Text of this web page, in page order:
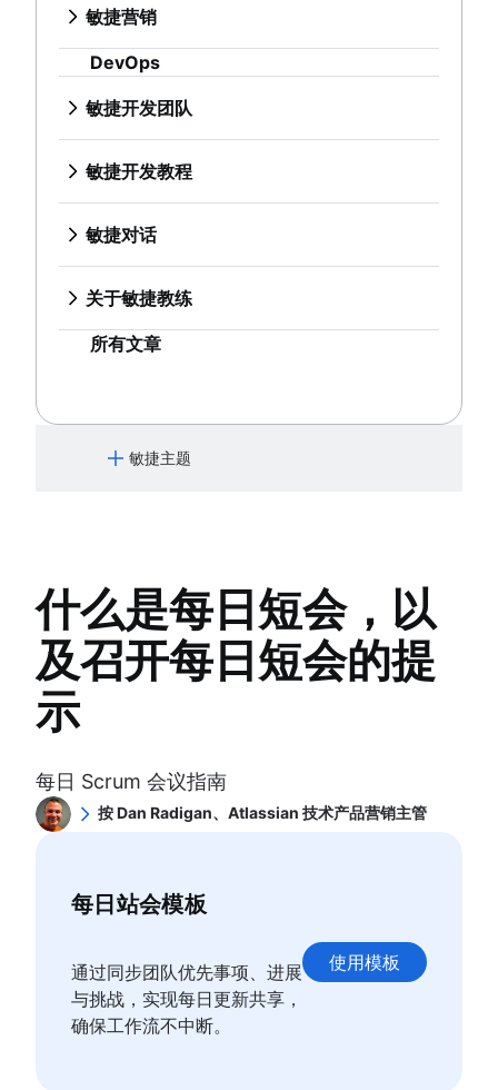
就绪标准
Scrumban
Sprint 待办事项
燃起图
看板原则
计划经理与项目经理
甘特图示例
待办事项列表梳理
精益流程改进
待办事项列表优化会议
敏捷项目管理工具
项目状态报告
工作流程图
项目路线图
项目时间表
问题跟踪软件
项目管理路线图工具
项目计划软件
待办事项列表管理工具
工作流管理
如何创建项目路线图
冲刺规划工具
项目时间线软件
任务自动化
产品待办事项与冲刺待办事项对比
产品评判
产品优先级排序框架
产品功能
产品管理工具
产品生命周期管理
产品发布清单
产品策略
产品工程
产品项目组合管理
人工智能产品管理
增长型产品管理
功能请求
产品发布
产品发布时间线
Product-led growth
Story mapping
敏捷测试
事件响应
持续集成
软件开发生命周期
Adaptive software development
敏捷专家
发布就绪型团队
Agilent 的敏捷之旅
Jira Advanced Roadmaps
Twitter 如何使用 Jira
敏捷开发教程
使用 Jira 和 Confluence 开展冲刺优化
Jira 的高级 Scrum
Jira 的看板
Jira 中的长篇故事
在 Jira 中创建敏捷面板
Jira 中的冲刺
Jira 的版本
Jira 的燃尽图
在 Jira 中自动创建子任务
在 Jira 中自动分配事务
敏捷对话
借助 Jira 开展敏捷沟通
大处着眼，小处着手
关于敏捷教练
敏捷教练团队
所有文章
持续改进
Scrum 的支柱
瀑布方法
Scrum 速度
就绪标准
Scrumban
精益方法
燃起图
看板原则
看板指标
待办事项列表梳理
Scrum 工具
敏捷项目管理工具
工作流自动化软件
敏捷模板
工作流程图
项目路线图
项目管理路线图工具
技术路线图
待办事项列表管理工具
工作流管理
工作流示例
产品规格
产品开发策略
产品开发软件
新产品开发流程
产品评判
产品优先级排序框架
产品功能
产品生命周期管理
产品路线图软件
产品发布清单
产品运营
产品项目组合管理
人工智能产品管理
产品发布
产品发布时间线
产品规划
产品发布会
Product-led growth
Story mapping
敏捷 Spotify 模型
敏捷铁三角
大规模 Scrum 框架
改进型 Kata
敏捷开发扩展基础知识以外的信息
分支策略
在 Git 中创建分支
代码审查
软件发布
技术债务
敏捷测试
事件响应
持续集成
软件开发生命周期
缺陷分类
Adaptive software development
设计流程
协作设计
Design sprint
敏捷营销
什么是敏捷营销？
营销项目经理
敏捷营销团队
人工智能营销自动化
DevOps
敏捷开发团队
什么是敏捷团队？
远程团队
敏捷专家
Agilent 的敏捷之旅
Jira Advanced Roadmaps
Twitter 如何使用 Jira
敏捷开发教程
Jira 教程
使用 Jira 和 Confluence 开展冲刺优化
Jira 的看板
Jira 中的长篇故事
在 Jira 中创建敏捷面板
Jira 的燃尽图
敏捷对话
借助 Jira 开展敏捷沟通
营销敏捷性
敏捷客户研究
大处着眼，小处着手
关于敏捷教练
敏捷教练团队
所有文章
敏捷主题
什么是 Scrum？
冲刺
冲刺规划
敏捷仪式
Scrum 大师
Agile Retrospectives
Scrum 群集
Jira 和 Confluence 中的 Scrum
敏捷与 Scrum
待办事项列表优化
什么是每日短会，以
及召开每日短会的提
示
每日 Scrum 会议指南
按 Dan Radigan、Atlassian 技术产品营销主管
域，您会经常看到我的身影。
每日站会模板
通过同步团队优先事项、进展
与挑战，实现每日更新共享，
确保工作流不中断。
使用模板